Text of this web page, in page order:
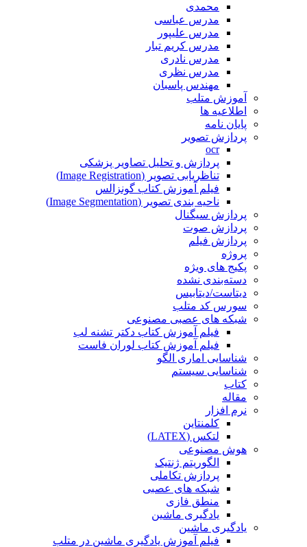
محمدی
مدرس عباسی
مدرس علیپور
مدرس کریم تبار
مدرس نادری
مدرس نظری
مهندس پاسبان
آموزش متلب
اطلاعیه ها
پایان نامه
پردازش تصویر
ocr
پردازش و تحلیل تصاویر پزشکی
تناظریابی تصویر (Image Registration)
فیلم آموزش کتاب گونزالس
ناحیه بندی تصویر (Image Segmentation)
پردازش سیگنال
پردازش صوت
پردازش فیلم
پروژه
پکیج های ویژه
دسته‌بندی نشده
دیتاست/دیتابیس
سورس کد متلب
شبکه های عصبی مصنوعی
فیلم آموزش کتاب دکتر تشنه لب
فیلم آموزش کتاب لوران فاست
شناسایی اماری الگو
شناسایی سیستم
کتاب
مقاله
نرم افزار
کلمنتاین
لتکس (LATEX)
هوش مصنوعی
الگوریتم ژنتیک
پردازش تکاملی
شبکه های عصبی
منطق فازی
یادگیری ماشین
یادگیری ماشین
فیلم آموزش یادگیری ماشین در متلب